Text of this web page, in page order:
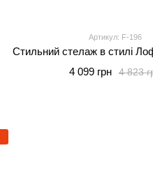
Артикул: F-196
Стильний стелаж в стилі
4 823
4 099 грн